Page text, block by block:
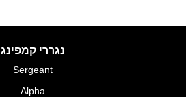
נגררי קמפינג
Sergeant
Alpha